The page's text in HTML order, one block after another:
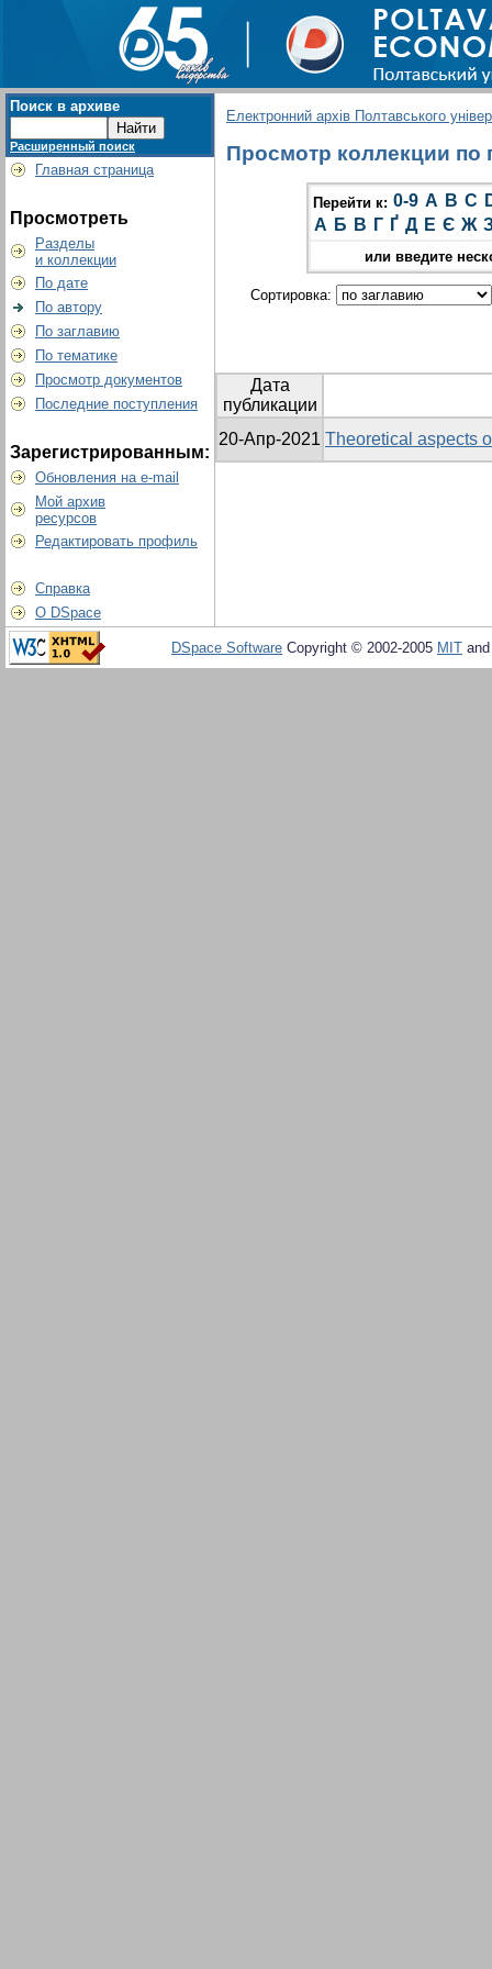
Поиск в архиве
Расширенный поиск
Главная страница
Просмотреть
Разделы
и коллекции
По дате
По автору
По заглавию
По тематике
Просмотр документов
Последние поступления
Зарегистрированным:
Обновления на e-mail
Мой архив
ресурсов
Редактировать профиль
Справка
О DSpace
Електронний архів Полтавського
Просмотр коллекции по
Перейти к: 0-9 A B C
А Б В Г Ґ Д Е Є Ж
или введите
Сортировка:
Дата
публикации
20-Апр-2021 Theoretical aspects
DSpace Software Copyright © 2002-2005 MIT